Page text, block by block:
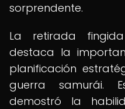
sorprendente.
La retirada
destaca la
planificación
guerra samurái.
demostró la